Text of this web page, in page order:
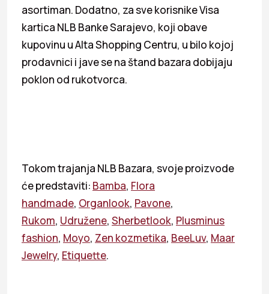
asortiman. Dodatno, za sve korisnike Visa
kartica NLB Banke Sarajevo, koji obave
kupovinu u Alta Shopping Centru, u bilo kojoj
prodavnici i jave se na štand bazara dobijaju
poklon od rukotvorca.
Tokom trajanja NLB Bazara, svoje proizvode
će predstaviti: Bamba, Flora
handmade, Organlook, Pavone,
Rukom, Udružene, Sherbetlook, Plusminus
fashion, Moyo, Zen kozmetika, BeeLuv, Maar
Jewelry, Etiquette.